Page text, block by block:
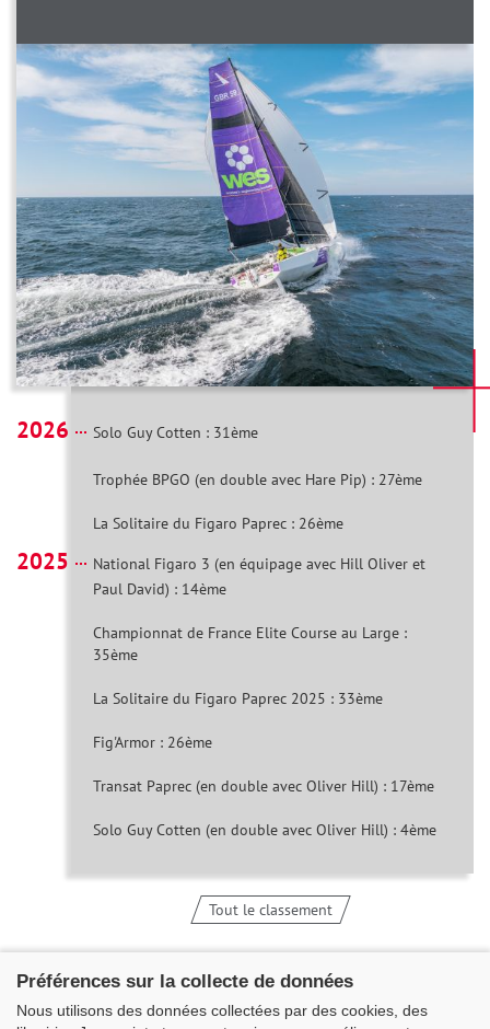
2026 Solo Guy Cotten : 31ème
Trophée BPGO (en double avec Hare Pip) : 27ème
La Solitaire du Figaro Paprec : 26ème
2025
National Figaro 3 (en équipage avec Hill Oliver et
Paul David) : 14ème
Championnat de France Elite Course au Large :
35ème
La Solitaire du Figaro Paprec 2025 : 33ème
Fig'Armor : 26ème
Transat Paprec (en double avec Oliver Hill) : 17ème
Solo Guy Cotten (en double avec Oliver Hill) : 4ème
Tout le classement
Préférences sur la collecte de données
Nous utilisons des données collectées par des cookies, des